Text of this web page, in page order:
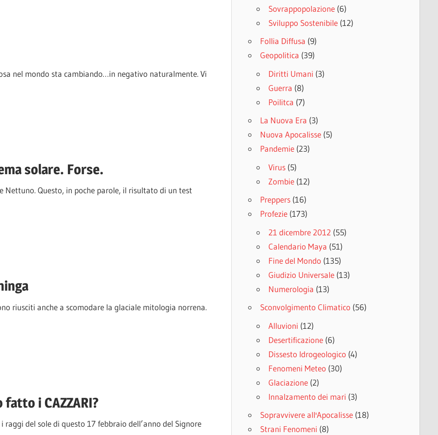
nel mondo sta cambiando…in negativo naturalmente. Vi
solare. Forse.
Questo, in poche parole, il risultato di un test
riusciti anche a scomodare la glaciale mitologia norrena.
i CAZZARI?
del sole di questo 17 febbraio dell’anno del Signore
Sovrappopolazione(6)
Sviluppo Sostenibile(12)
Follia Diffusa (9)
Geopolitica (39)
Diritti Umani (3)
Guerra (8)
Poilitca (7)
La Nuova Era (3)
Nuova Apocalisse(5)
Pandemie(23)
Virus(5)
Zombie(12)
Preppers(16)
Profezie(173)
21 dicembre 2012 (55)
Calendario Maya (51)
Fine del Mondo (135)
Giudizio Universale(13)
Numerologia (13)
Sconvolgimento Climatico (56)
Alluvioni (12)
Desertificazione(6)
Dissesto Idrogeologico (4)
Fenomeni Meteo (30)
Glaciazione(2)
Innalzamento dei mari (3)
Sopravvivere all'Apocalisse(18)
Strani Fenomeni (8)